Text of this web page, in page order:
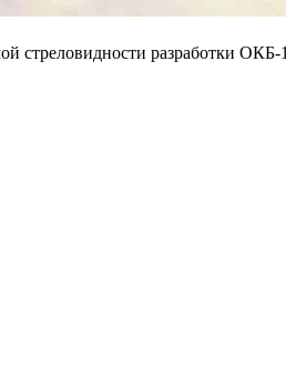
стреловидности разработки